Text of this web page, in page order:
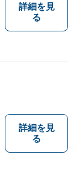
詳細を見
る
詳細を見
る